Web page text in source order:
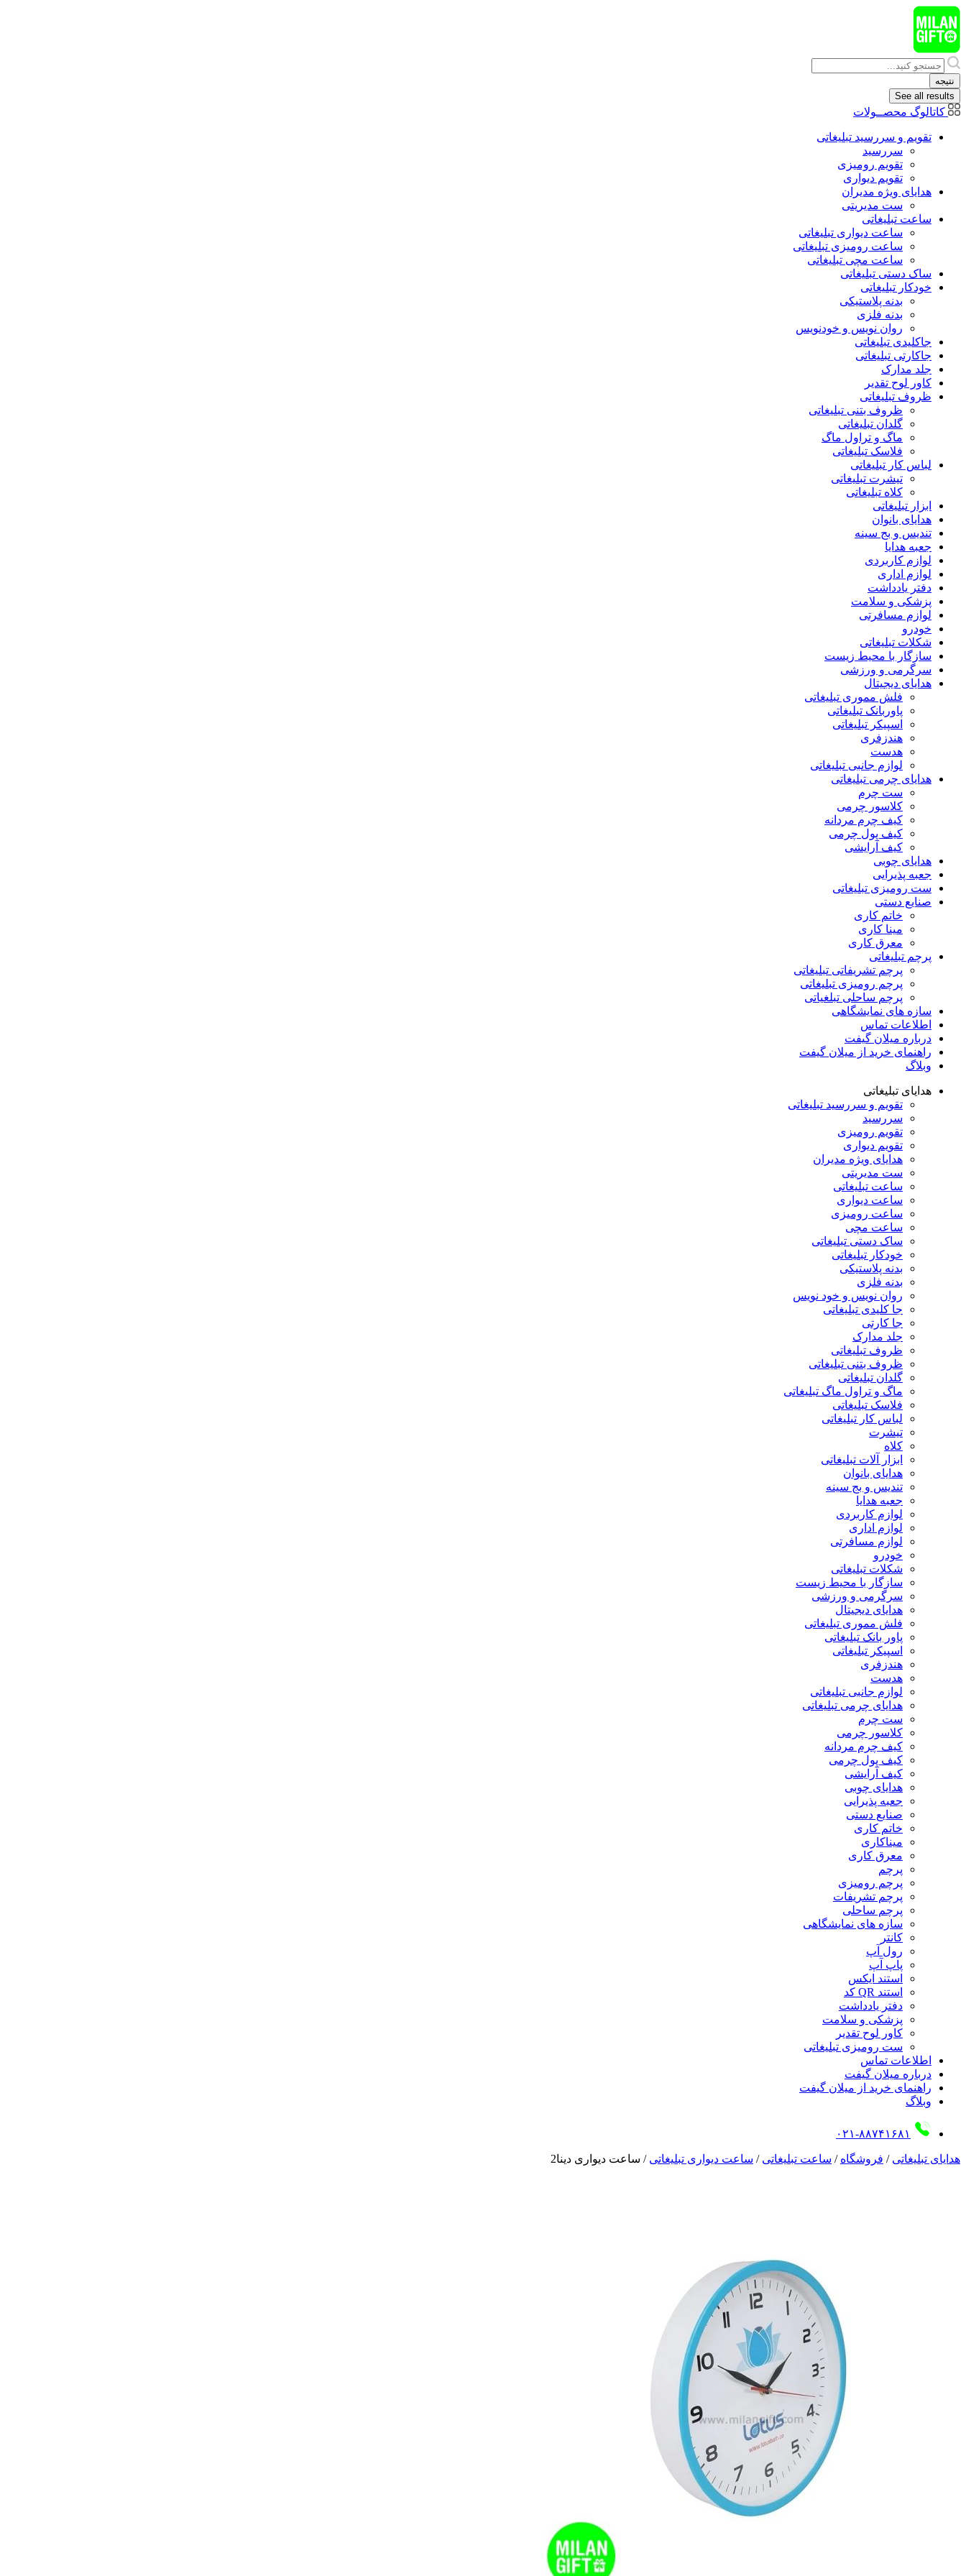
پرش
به
محتوا
Search
...
نتیجه
See all results
کاتالوگ محصــولات
تقویم و سررسید تبلیغاتی
سررسید
تقویم رومیزی
تقویم دیواری
هدایای ويژه مدیران
ست مدیریتی
ساعت تبلیغاتی
ساعت دیواری تبلیغاتی
ساعت رومیزی تبلیغاتی
ساعت مچی تبلیغاتی
ساک دستی تبلیغاتی
خودکار تبلیغاتی
بدنه پلاستیکی
بدنه فلزی
روان نویس و خودنویس
جاکلیدی تبلیغاتی
جاکارتی تبلیغاتی
جلد مدارک
کاور لوح تقدیر
ظروف تبلیغاتی
ظروف بتنی تبلیغاتی
گلدان تبلیغاتی
ماگ و تراول ماگ
فلاسک تبلیغاتی
لباس کار تبلیغاتی
تیشرت تبلیغاتی
کلاه تبلیغاتی
ابزار تبلیغاتی
هدایای بانوان
تندیس و بج سینه
جعبه هدایا
لوازم کاربردی
لوازم اداری
دفتر یادداشت
پزشکی و سلامت
لوازم مسافرتی
خودرو
شکلات تبلیغاتی
سازگار با محیط زیست
سرگرمی و ورزشی
هدایای دیجیتال
فلش مموری تبلیغاتی
پاوربانک تبلیغاتی
اسپیکر تبلیغاتی
هندزفری
هدست
لوازم جانبی تبلیغاتی
هدایای چرمی تبلیغاتی
ست چرم
کلاسور چرمی
کیف چرم مردانه
کیف پول چرمی
کیف آرایشی
هدایای چوبی
جعبه پذیرایی
ست رومیزی تبلیغاتی
صنایع دستی
خاتم کاری
مینا کاری
معرق کاری
پرچم تبلیغاتی
پرچم تشریفاتی تبلیغاتی
پرچم رومیزی تبلیغاتی
پرچم ساحلی تبلغیاتی
سازه های نمایشگاهی
اطلاعات تماس
درباره میلان گیفت
راهنمای خرید از میلان گیفت
وبلاگ
هدایای تبلیغاتی
تقویم و سررسید تبلیغاتی
سررسید
تقویم رومیزی
تقویم دیواری
هدایای ویژه مدیران
ست مدیریتی
ساعت تبلیغاتی
ساعت دیواری
ساعت رومیزی
ساعت مچی
ساک دستی تبلیغاتی
خودکار تبلیغاتی
بدنه پلاستیکی
بدنه فلزی
روان نویس و خود نویس
جا کلیدی تبلیغاتی
جا کارتی
جلد مدارک
ظروف تبلیغاتی
ظروف بتنی تبلیغاتی
گلدان تبلیغاتی
ماگ و تراول ماگ تبلیغاتی
فلاسک تبلیغاتی
لباس کار تبلیغاتی
تیشرت
کلاه
ابزار آلات تبلیغاتی
هدایای بانوان
تندیس و بج سینه
جعبه هدایا
لوازم کاربردی
لوازم اداری
لوازم مسافرتی
خودرو
شکلات تبلیغاتی
سازگار با محیط زیست
سرگرمی و ورزشی
هدایای دیجیتال
فلش مموری تبلیغاتی
پاور بانک تبلیغاتی
اسپیکر تبلیغاتی
هندزفری
هدست
لوازم جانبی تبلیغاتی
هدایای چرمی تبلیغاتی
ست چرم
کلاسور چرمی
کیف چرم مردانه
کیف پول چرمی
کیف آرایشی
هدایای چوبی
جعبه پذیرایی
صنایع دستی
خاتم کاری
میناکاری
معرق کاری
پرچم
پرچم رومیزی
پرچم تشریفات
پرچم ساحلی
سازه های نمایشگاهی
کانتر
رول آپ
پاپ آپ
استند ایکس
استند QR کد
دفتر یادداشت
پزشکی و سلامت
کاور لوح تقدیر
ست رومیزی تبلیغاتی
اطلاعات تماس
درباره میلان گیفت
راهنمای خرید از میلان گیفت
وبلاگ
۰۲۱-۸۸۷۴۱۶۸۱
هدایای تبلیغاتی / فروشگاه / ساعت تبلیغاتی / ساعت دیواری تبلیغاتی / ساعت دیواری دینا2